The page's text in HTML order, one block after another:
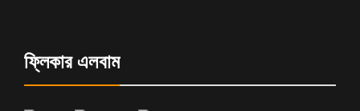
ফ্লিকার এলবাম